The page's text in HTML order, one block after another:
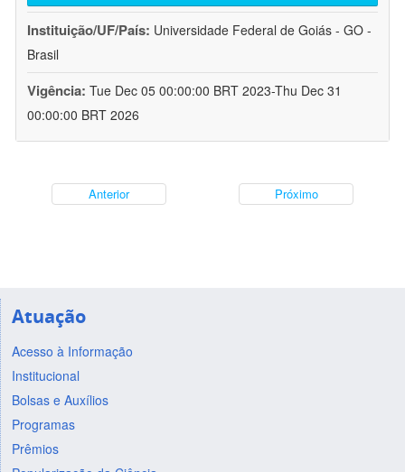
Instituição/UF/País: Universidade Federal de Goiás - GO -
Brasil
Vigência: Tue Dec 05 00:00:00 BRT 2023-Thu Dec 31
00:00:00 BRT 2026
Anterior Próximo
Atuação
Acesso à Informação
Institucional
Bolsas e Auxílios
Programas
Prêmios